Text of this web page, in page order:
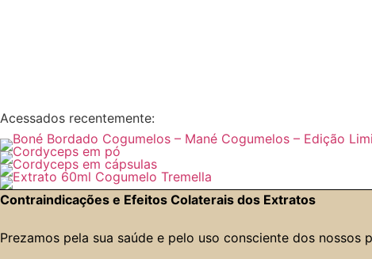
Acessados recentemente:
Contraindicações e Efeitos Colaterais dos Extratos
Prezamos pela sua saúde e pelo uso consciente dos